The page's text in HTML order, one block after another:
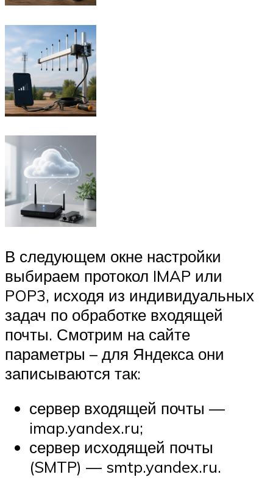
В следующем окне настройки
выбираем протокол IMAP или
POP3, исходя из индивидуальных
задач по обработке входящей
почты. Смотрим на сайте
параметры – для Яндекса они
записываются так:
сервер входящей почты —
imap.yandex.ru;
сервер исходящей почты
(SMTP) — smtp.yandex.ru.